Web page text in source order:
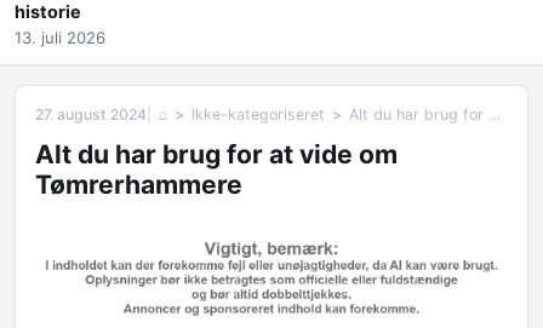
historie
13. juli 2026
27. august 2024 ⌂ Ikke-kategoriseret Alt du har brug for at vide om Tømrerhammere
Alt du har brug for at vide om
Tømrerhammere